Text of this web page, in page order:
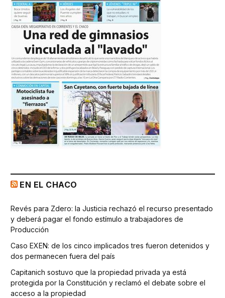
EN EL CHACO
Revés para Zdero: la Justicia rechazó el recurso presentado
y deberá pagar el fondo estímulo a trabajadores de
Producción
Caso EXEN: de los cinco implicados tres fueron detenidos y
dos permanecen fuera del país
Capitanich sostuvo que la propiedad privada ya está
protegida por la Constitución y reclamó el debate sobre el
acceso a la propiedad